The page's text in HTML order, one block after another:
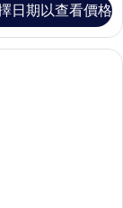
日期以查看價格
吧、書桌、遮光布/窗